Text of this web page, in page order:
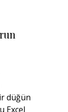
düğün
Excel